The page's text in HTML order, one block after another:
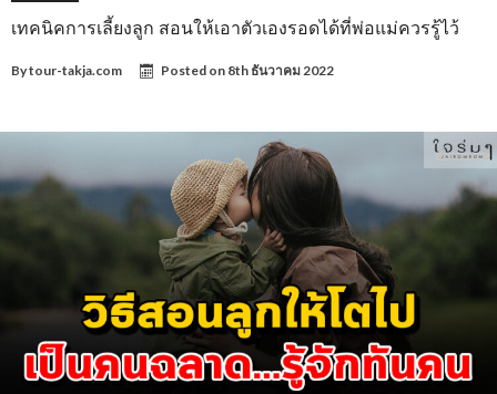
เทคนิคการเลี้ยงลูก สอนให้เอาตัวเองรอดได้ที่พ่อแม่ควรรู้ไว้
Bytour-takja.com Posted on 8th ธันวาคม 2022